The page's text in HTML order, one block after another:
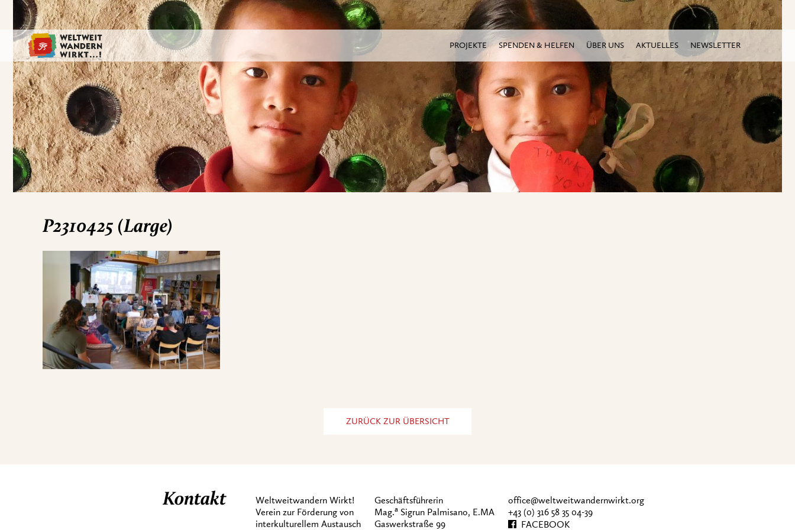
PROJEKTE SPENDEN & HELFEN ÜBER UNS AKTUELLES NEWSLETTER
P2310425 (Large)
ZURÜCK ZUR ÜBERSICHT
Kontakt
Weltweitwandern Wirkt!
Verein zur Förderung von
interkulturellem Austausch
Geschäftsführerin
Mag.a Sigrun Palmisano, E.MA
Gaswerkstraße 99
office@weltweitwandernwirkt.org
+43 (0) 316 58 35 04-39
FACEBOOK